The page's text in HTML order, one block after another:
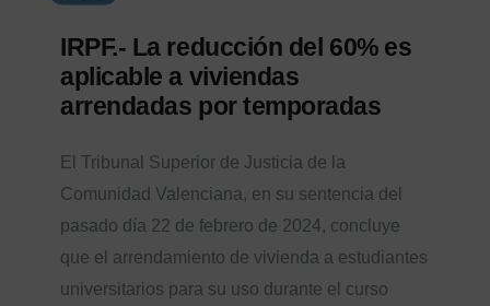
IRPF.- La reducción del 60% es
aplicable a viviendas
arrendadas por temporadas
El Tribunal Superior de Justicia de la
Comunidad Valenciana, en su sentencia del
pasado día 22 de febrero de 2024, concluye
que el arrendamiento de vivienda a estudiantes
universitarios para su uso durante el curso